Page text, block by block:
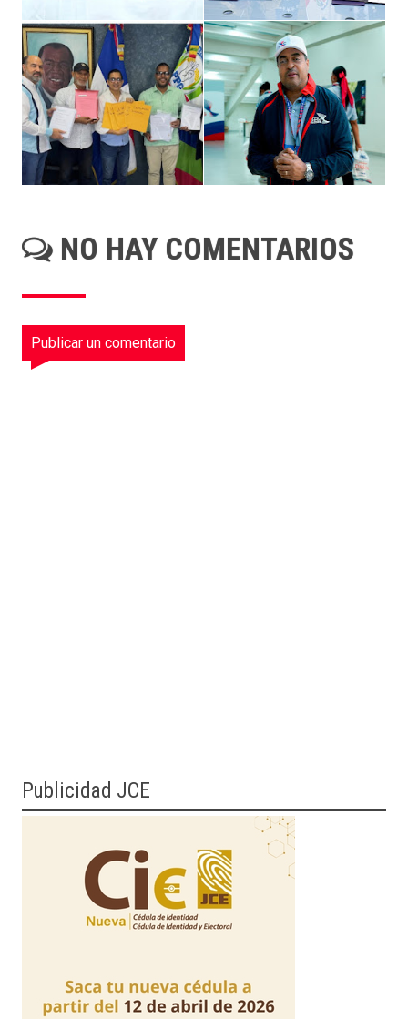
NO HAY COMENTARIOS
Publicar un comentario
Publicidad JCE